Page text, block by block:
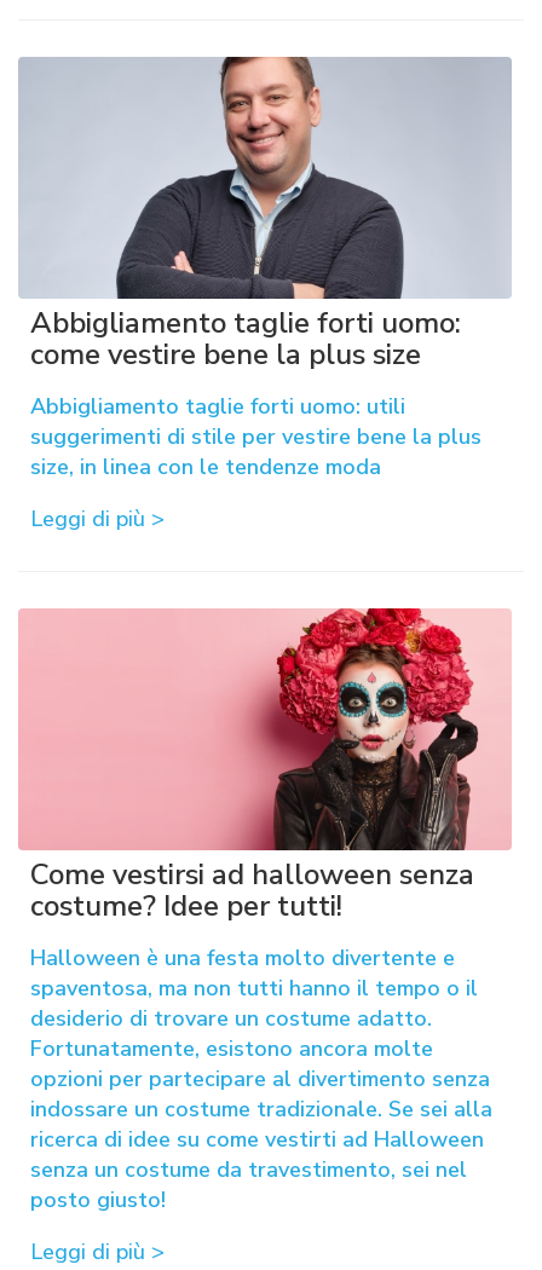
Abbigliamento taglie forti uomo:
come vestire bene la plus size
Abbigliamento taglie forti uomo: utili
suggerimenti di stile per vestire bene la plus
size, in linea con le tendenze moda
Leggi di più >
Come vestirsi ad halloween senza
costume? Idee per tutti!
Halloween è una festa molto divertente e
spaventosa, ma non tutti hanno il tempo o il
desiderio di trovare un costume adatto.
Fortunatamente, esistono ancora molte
opzioni per partecipare al divertimento senza
indossare un costume tradizionale. Se sei alla
ricerca di idee su come vestirti ad Halloween
senza un costume da travestimento, sei nel
posto giusto!
Leggi di più >